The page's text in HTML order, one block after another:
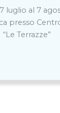
luglio al 7
presso
“Le Terrazze”